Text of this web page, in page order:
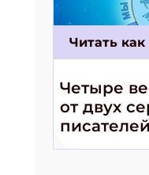
Читать
Четыре
от двух